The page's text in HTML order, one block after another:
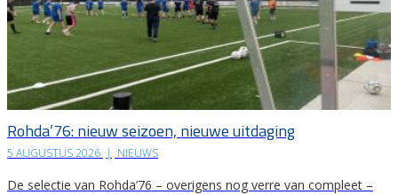
Rohda’76: nieuw seizoen, nieuwe uitdaging
5 AUGUSTUS 2026 | NIEUWS
De selectie van Rohda’76 – overigens nog verre van compleet –